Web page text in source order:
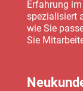
Erfahrung
spezialisiert
wie Sie
Sie